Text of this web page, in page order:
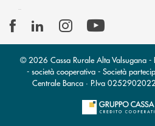
© 2026 Cassa Rurale Alta Valsugana -
- società cooperativa - Società
Centrale Banca · P.Iva